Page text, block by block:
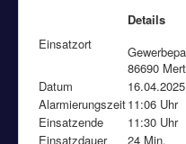
Einsatzort
Details
86690
Datum
16.04.2025
Alarmierungszeit11:06 Uhr
Einsatzende
11:30 Uhr
Einsatzdauer
24 Min.